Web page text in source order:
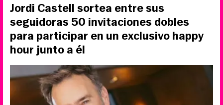
Jordi Castell sortea entre sus
seguidoras 50 invitaciones dobles
para participar en un exclusivo happy
hour junto a él